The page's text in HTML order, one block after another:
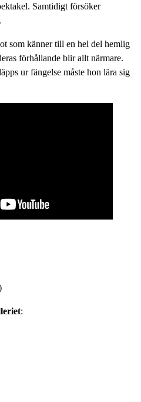
Samtidigt försöker
som känner till en hel del hemlig
förhållande blir allt närmare.
ur fängelse måste hon lära sig
: